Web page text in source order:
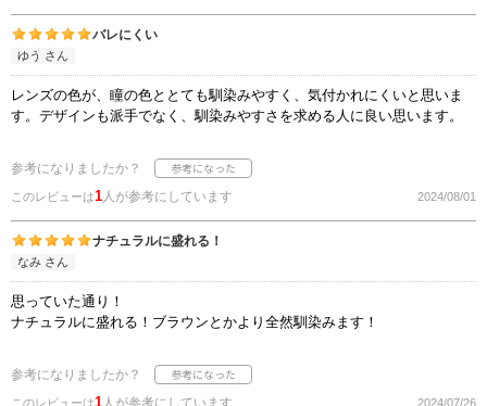
バレにくい
ゆう さん
レンズの色が、瞳の色ととても馴染みやすく、気付かれにくいと思いま
す。デザインも派手でなく、馴染みやすさを求める人に良い思います。
参考になりましたか？
このレビューは1人が参考にしています 2024/08/01
ナチュラルに盛れる！
なみ さん
思っていた通り！
ナチュラルに盛れる！ブラウンとかより全然馴染みます！
参考になりましたか？
このレビューは1 2024/07/26